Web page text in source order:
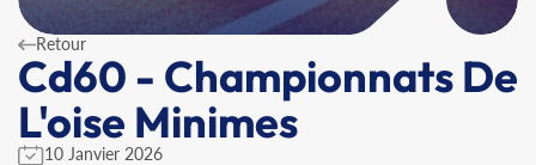
Retour
Cd60 - Championnats De
L'oise Minimes
10 Janvier 2026